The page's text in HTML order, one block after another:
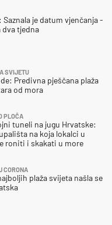
Saznala je datum vjenčanja -
dva tjedna
SVIJETU
Predivna pješčana plaža
od mora
PLOČA
tuneli na jugu Hrvatske:
na koja lokalci u
roniti i skakati u more
CORONA
plaža svijeta našla se